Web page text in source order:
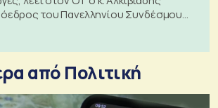
του Πανελληνίου Συνδέσμου
από Πολιτική